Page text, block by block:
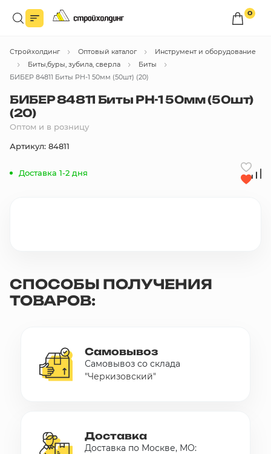
0
Войдите в личный кабинет
Вы сможете оформлять заказы по оптовым ценам.
Каталог товаров
10 000 ₽
sales@stroyholding.ru
Телеграм
Контакты
Стройхолдинг Оптовый каталог
Инструмент и оборудование
Биты,буры, зубила, сверла
Биты
БИБЕР 84811 Биты PH-1 50мм (50шт) (20)
БИБЕР 84811 Биты PH-1 50мм (50шт)
(20)
Оптом и в розницу
Артикул: 84811
Доставка 1-2 дня
СПОСОБЫ ПОЛУЧЕНИЯ
ТОВАРОВ:
Самовывоз
Самовывоз со склада
"Черкизовский"
Доставка
Доставка по Москве, МО: